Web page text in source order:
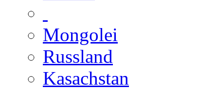
Mongolei
Russland
Kasachstan